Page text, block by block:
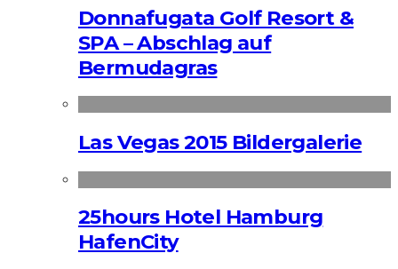
Donnafugata Golf Resort &
SPA – Abschlag auf
Bermudagras
Las Vegas 2015 Bildergalerie
25hours Hotel Hamburg
HafenCity